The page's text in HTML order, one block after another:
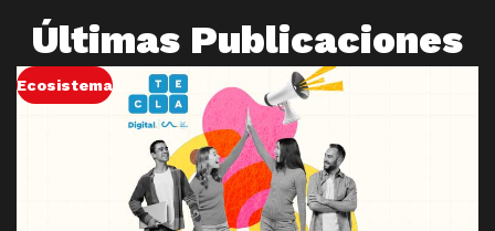
Últimas Publicaciones
Ecosistema